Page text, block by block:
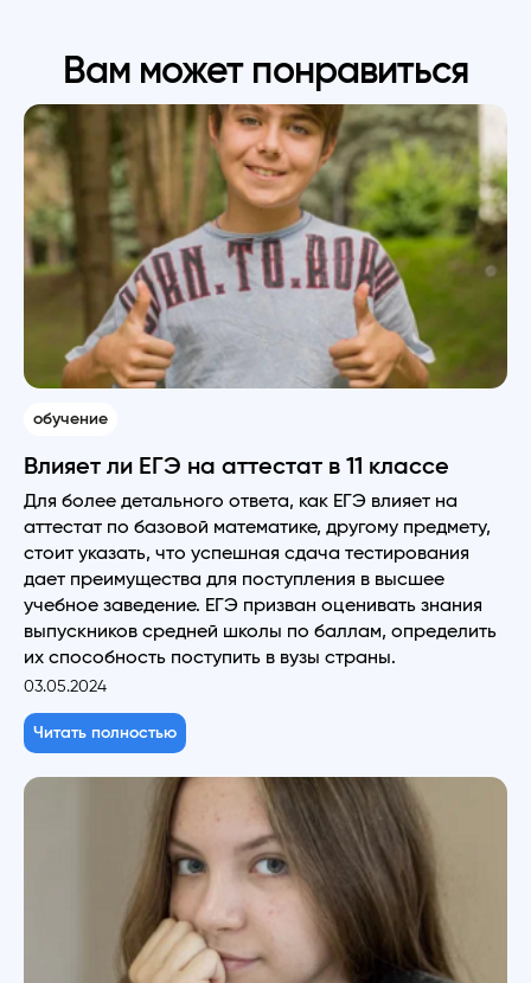
Вам может понравиться
обучение
Влияет ли ЕГЭ на аттестат в 11 классе
Для более детального ответа, как ЕГЭ влияет на
аттестат по базовой математике, другому предмету,
стоит указать, что успешная сдача тестирования
дает преимущества для поступления в высшее
учебное заведение. ЕГЭ призван оценивать знания
выпускников средней школы по баллам, определить
их способность поступить в вузы страны.
03.05.2024
Читать полностью